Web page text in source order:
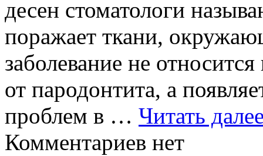
десен стоматологи
поражает ткани,
заболевание не
от пародонтита, а
проблем в … Читать
Комментариев нет